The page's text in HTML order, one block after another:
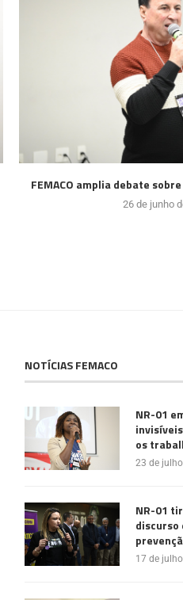
FEMACO amplia debate
26 de junho
NOTÍCIAS FEMACO
NR-01
os
23 de
NR-01
discurso
17 de